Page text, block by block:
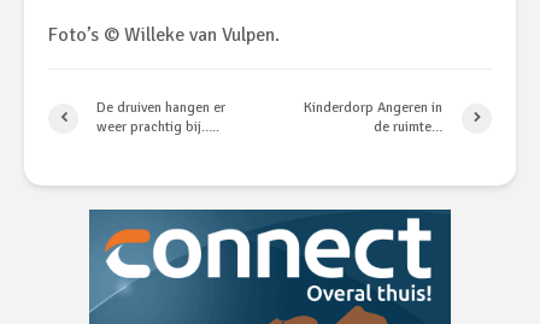
Foto’s © Willeke van Vulpen.
De druiven hangen er
weer prachtig bij…..
Kinderdorp Angeren in
de ruimte…